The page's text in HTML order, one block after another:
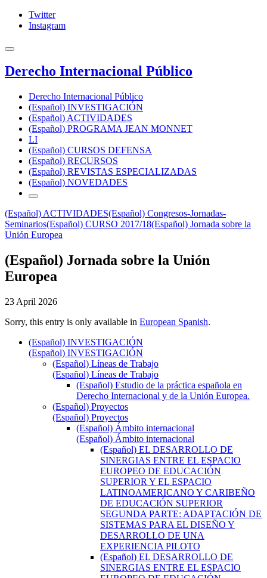
Twitter
Instagram
Derecho Internacional Público
Derecho Internacional Público
(Español) INVESTIGACIÓN
(Español) ACTIVIDADES
(Español) PROGRAMA JEAN MONNET
LI
(Español) CURSOS DEFENSA
(Español) RECURSOS
(Español) REVISTAS ESPECIALIZADAS
(Español) NOVEDADES
(Español) ACTIVIDADES(Español) Congresos-Jornadas-
Seminarios(Español) CURSO 2017/18(Español) Jornada sobre la
Unión Europea
(Español) Jornada sobre la Unión
Europea
23 April 2026
Sorry, this entry is only available in European Spanish.
(Español) INVESTIGACIÓN
(Español) INVESTIGACIÓN
(Español) Líneas de Trabajo
(Español) Líneas de Trabajo
(Español) Estudio de la práctica española en
Derecho Internacional y de la Unión Europea.
(Español) Proyectos
(Español) Proyectos
(Español) Ámbito internacional
(Español) Ámbito internacional
(Español) EL DESARROLLO DE
SINERGIAS ENTRE EL ESPACIO
EUROPEO DE EDUCACIÓN
SUPERIOR Y EL ESPACIO
LATINOAMERICANO Y CARIBEÑO
DE EDUCACIÓN SUPERIOR
SEGUNDA PARTE: ADAPTACIÓN DE
SISTEMAS PARA EL DISEÑO Y
DESARROLLO DE UNA
EXPERIENCIA PILOTO
(Español) EL DESARROLLO DE
SINERGIAS ENTRE EL ESPACIO